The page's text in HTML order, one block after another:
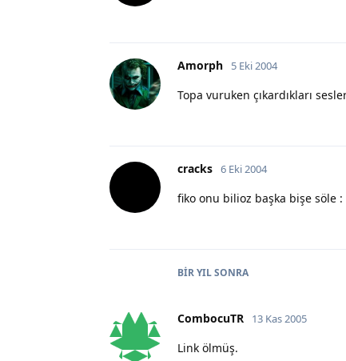
Amorph 5 Eki 2004
Topa vuruken çıkardıkları
cracks 6 Eki 2004
fiko onu bilioz başka bişe söle :
BIR YILSONRA
CombocuTR 13 Kas 2005
Link ölmüş.